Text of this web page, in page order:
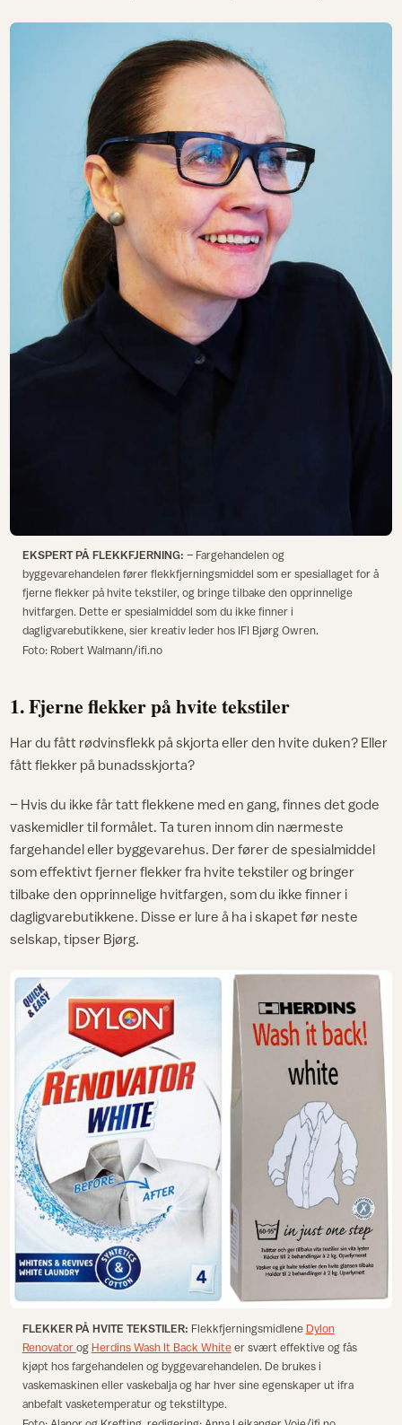
EKSPERT PÅ FLEKKFJERNING: – Fargehandelen og
byggevarehandelen fører flekkfjerningsmiddel som er spesiallaget for å
fjerne flekker på hvite tekstiler, og bringe tilbake den opprinnelige
hvitfargen. Dette er spesialmiddel som du ikke finner i
dagligvarebutikkene, sier kreativ leder hos IFI Bjørg Owren.
Foto: Robert Walmann/ifi.no
1. Fjerne flekker på hvite tekstiler
Har du fått rødvinsflekk på skjorta eller den hvite duken? Eller
fått flekker på bunadsskjorta?
– Hvis du ikke får tatt flekkene med en gang, finnes det gode
vaskemidler til formålet. Ta turen innom din nærmeste
fargehandel eller byggevarehus. Der fører de spesialmiddel
som effektivt fjerner flekker fra hvite tekstiler og bringer
tilbake den opprinnelige hvitfargen, som du ikke finner i
dagligvarebutikkene. Disse er lure å ha i skapet før neste
selskap, tipser Bjørg.
FLEKKER PÅ HVITE TEKSTILER: Flekkfjerningsmidlene Dylon
Renovator og Herdins Wash It Back Whiteer svært effektive og fås
kjøpt hos fargehandelen og byggevarehandelen. De brukes i
vaskemaskinen eller vaskebalja og har hver sine egenskaper ut ifra
anbefalt vasketemperatur og tekstiltype.